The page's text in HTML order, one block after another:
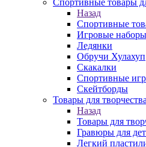
Спортивные товары
Назад
Спортивные
Игровые наборы
Ледянки
Обручи Хулахуп
Скакалки
Спортивные
Скейтборды
Товары для творчества
Назад
Товары для
Гравюры для
Легкий